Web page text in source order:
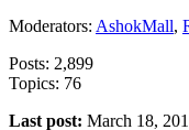
Moderators: AshokMall,
Posts: 2,899
Topics: 76
Last post: March 18,